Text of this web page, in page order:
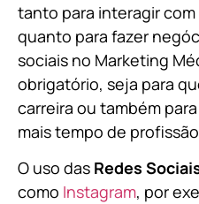
tanto para interagir com
quanto para fazer
sociais no Marketing
obrigatório, seja para
carreira ou também
mais tempo de
O uso das Redes
como Instagram, por